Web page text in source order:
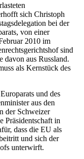
sich Christoph
bei der
von einer
2010 im
sind
davon aus Russland.
als Kernstück des
und des
aus den
der Schweizer
Präsidentschaft in
dass die EU als
und sich der
unterwirft.